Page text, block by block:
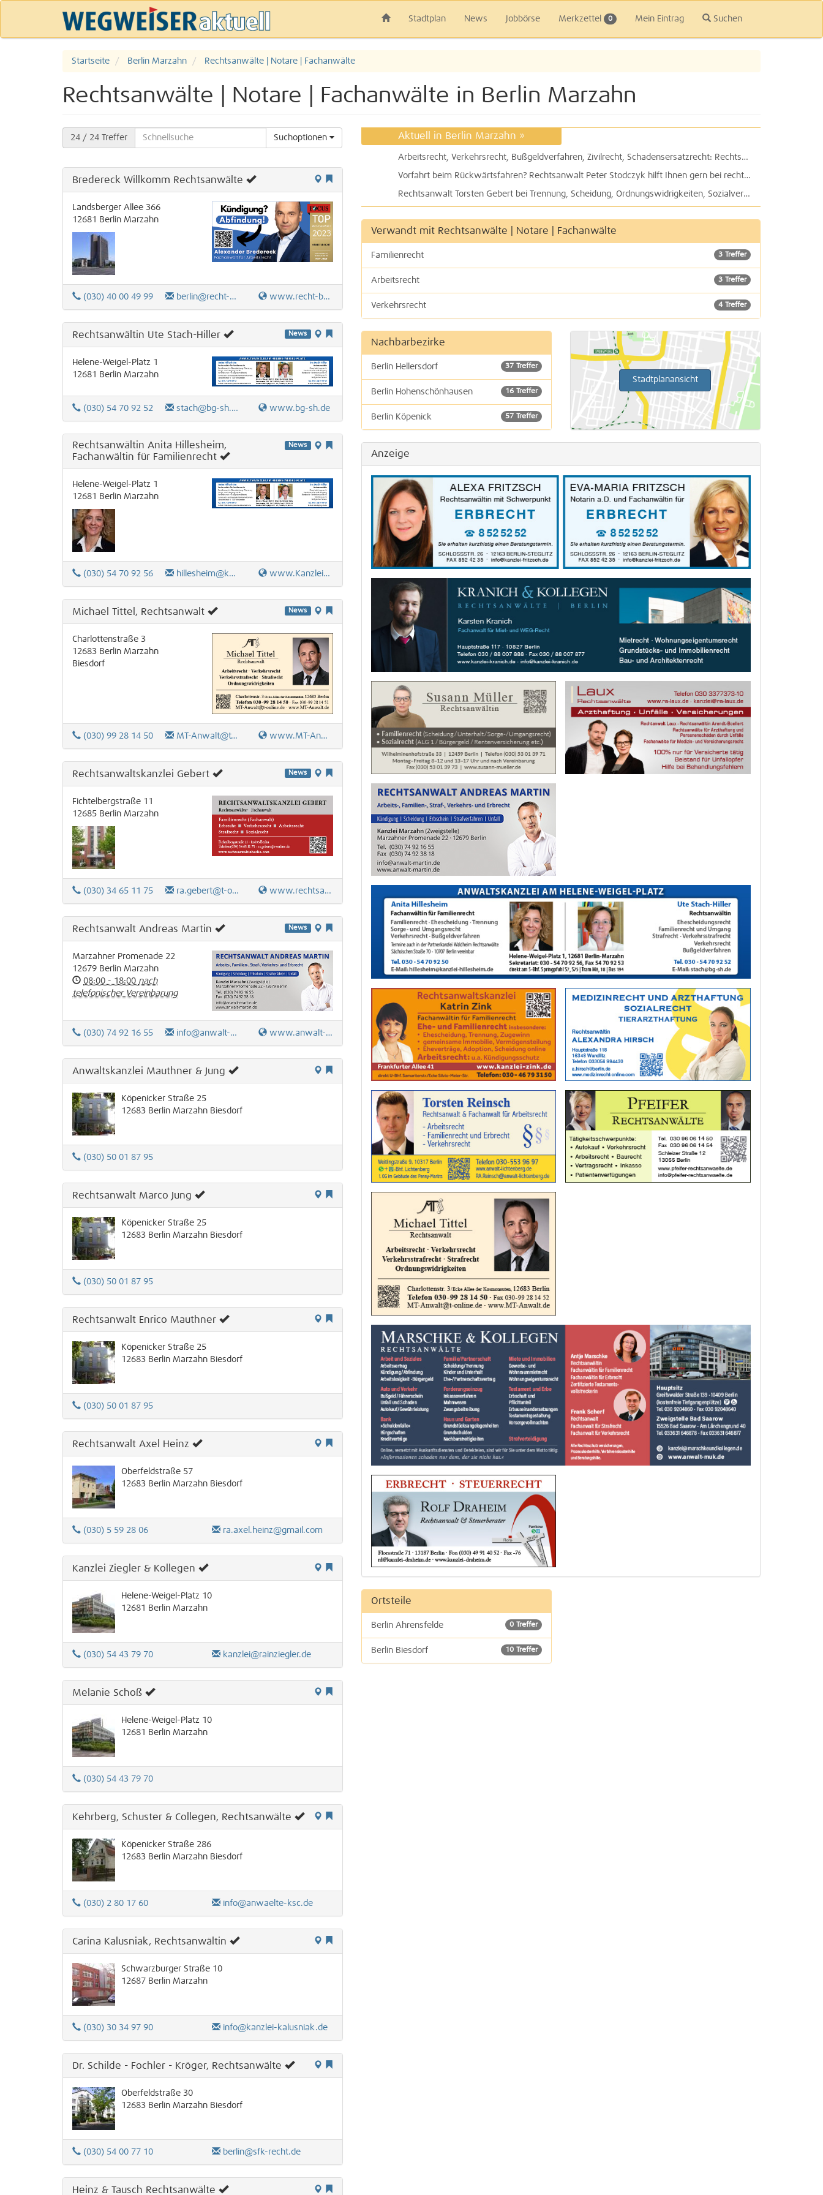
Stadtplan News Jobbörse Merkzettel 0 Mein Eintrag Suchen
Startseite Berlin Marzahn Rechtsanwälte | Notare | Fachanwälte
Rechtsanwälte | Notare | Fachanwälte in Berlin Marzahn
24 / 24 Treffer Suchoptionen
Bredereck Willkomm Rechtsanwälte
Landsberger Allee 366
12681 Berlin Marzahn
(030) 40 00 49 99 berlin@recht-bw.de www.recht-bw.de
News
Rechtsanwältin Ute Stach-Hiller
Helene-Weigel-Platz 1
12681 Berlin Marzahn
(030) 54 70 92 52 stach@bg-sh.de www.bg-sh.de
News
Rechtsanwältin Anita Hillesheim,
Fachanwältin für Familienrecht
Helene-Weigel-Platz 1
12681 Berlin Marzahn
(030) 54 70 92 56 hillesheim@kanzlei-hillesheim.de www.Kanzlei-Anita-Hillesheim.de
News
Michael Tittel, Rechtsanwalt
Charlottenstraße 3
12683 Berlin Marzahn
Biesdorf
(030) 99 28 14 50 MT-Anwalt@t-online.de www.MT-Anwalt.de
News
Rechtsanwaltskanzlei Gebert
Fichtelbergstraße 11
12685 Berlin Marzahn
(030) 34 65 11 75 ra.gebert@t-online.de www.rechtsanwaltinberlin.com
News
Rechtsanwalt Andreas Martin
Marzahner Promenade 22
12679 Berlin Marzahn
08:00 - 18:00 nach
telefonischer Vereinbarung
(030) 74 92 16 55 info@anwalt-martin.de www.anwalt-martin.de
Anwaltskanzlei Mauthner & Jung
Köpenicker Straße 25
12683 Berlin Marzahn Biesdorf
(030) 50 01 87 95
Rechtsanwalt Marco Jung
Köpenicker Straße 25
12683 Berlin Marzahn Biesdorf
(030) 50 01 87 95
Rechtsanwalt Enrico Mauthner
Köpenicker Straße 25
12683 Berlin Marzahn Biesdorf
(030) 50 01 87 95
Rechtsanwalt Axel Heinz
Oberfeldstraße 57
12683 Berlin Marzahn Biesdorf
(030) 5 59 28 06 ra.axel.heinz@gmail.com
Kanzlei Ziegler & Kollegen
Helene-Weigel-Platz 10
12681 Berlin Marzahn
(030) 54 43 79 70 kanzlei@rainziegler.de
Melanie Schoß
Helene-Weigel-Platz 10
12681 Berlin Marzahn
(030) 54 43 79 70
Kehrberg, Schuster & Collegen, Rechtsanwälte
Köpenicker Straße 286
12683 Berlin Marzahn Biesdorf
(030) 2 80 17 60 info@anwaelte-ksc.de
Carina Kalusniak, Rechtsanwältin
Schwarzburger Straße 10
12687 Berlin Marzahn
(030) 30 34 97 90 info@kanzlei-kalusniak.de
Dr. Schilde - Fochler - Kröger, Rechtsanwälte
Oberfeldstraße 30
12683 Berlin Marzahn Biesdorf
(030) 54 00 77 10 berlin@sfk-recht.de
Heinz & Tausch Rechtsanwälte
Aktuell in Berlin Marzahn »
Arbeitsrecht, Verkehrsrecht, Bußgeldverfahren, Zivilrecht, Schadensersatzrecht: Rechtsanwaltskanzlei Michael Tittel in Biesdorf
Vorfahrt beim Rückwärtsfahren? Rechtsanwalt Peter Stodczyk hilft Ihnen gern bei rechtlichen Problemen
Rechtsanwalt Torsten Gebert bei Trennung, Scheidung, Ordnungswidrigkeiten, Sozialversicherungsrecht, Abmahnung, Mieterhöhungen, Betriebskostenabrechnungen:
Verwandt mit Rechtsanwälte | Notare | Fachanwälte
3 Treffer
Familienrecht
3 Treffer
Arbeitsrecht
4 Treffer
Verkehrsrecht
1 Treffer
Mietrecht und Wohnungseigentumsrecht
1 Treffer
Strafrecht
1 Treffer
Sozialrecht
8 Treffer
Steuerberatung
1 Treffer
Zivilrecht
Scheidungsrecht
1 Treffer
Straf- und Bußgeldsachen
1 Treffer
Steuererklärungen und Jahresabschlüsse
1 Treffer
Erbschaftsteuerberatung
1 Treffer
Existenzgründungsberatung
Amtliche Beglaubigungen
Nachbarbezirke
37 Treffer
Berlin Hellersdorf
16 Treffer
Berlin Hohenschönhausen
57 Treffer
Berlin Köpenick
46 Treffer
Berlin Lichtenberg
Stadtplanansicht
Anzeige
Ortsteile
0 Treffer
Berlin Ahrensfelde
10 Treffer
Berlin Biesdorf